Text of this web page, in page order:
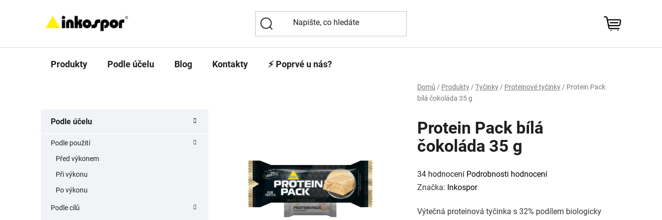
Produkty Podle účelu Blog Kontakty ⚡️ Poprvé u nás?
Domů / Produkty/ Tyčinky/ Proteinové tyčinky/ Protein Pack
bílá čokoláda 35 g
kategorie
Podle účelu
Podle použití
Před výkonem
Při výkonu
Po výkonu
Podle cílů
Protein Pack bílá
čokoláda 35 g
hodnocení
produktu
je
5,0
5
hvězdiček.
34 hodnocení Podrobnosti hodnocení
Značka: Inkospor
Výtečná proteinová tyčinka s 32% podílem biologicky